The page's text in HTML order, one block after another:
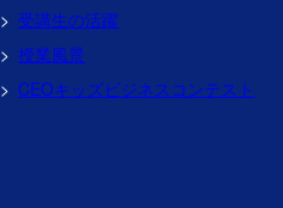
受講生の活躍
授業風景
CEOキッズビジネスコンテスト